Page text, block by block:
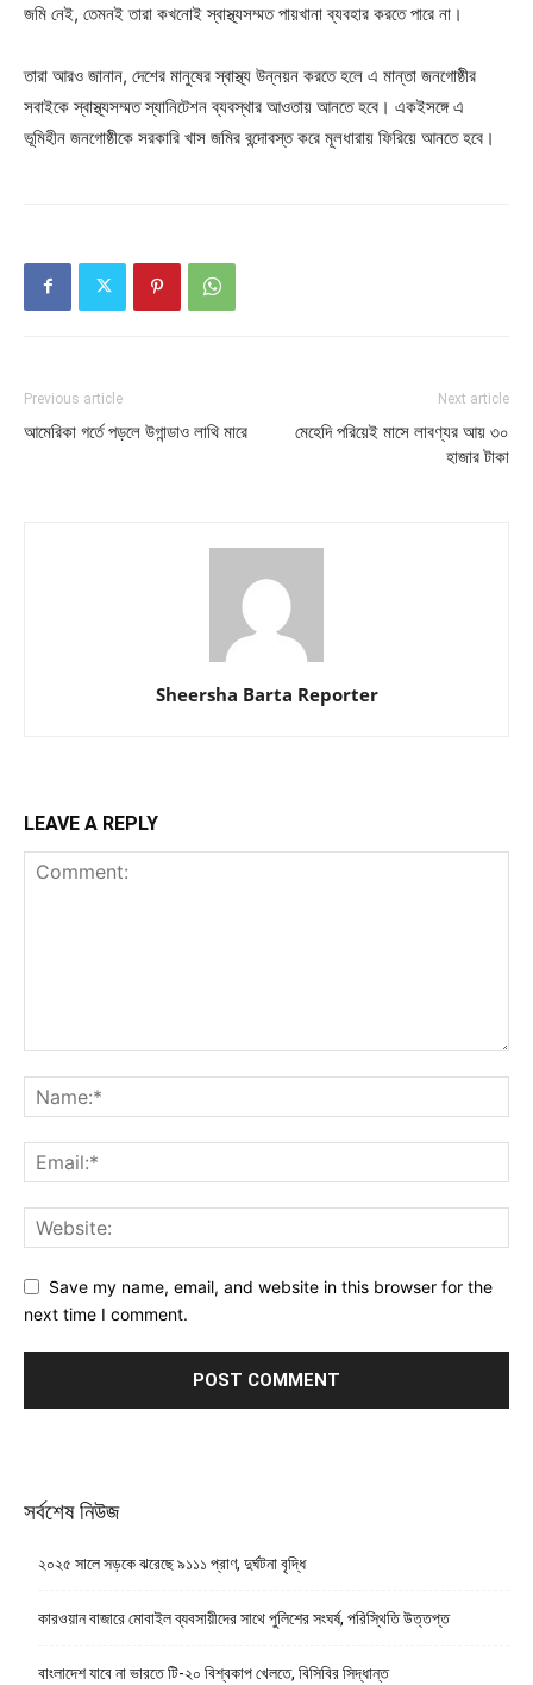
জমি নেই, তেমনই তারা কখনোই স্বাস্থ্যসম্মত পায়খানা ব্যবহার করতে পারে না।
তারা আরও জানান, দেশের মানুষের স্বাস্থ্য উন্নয়ন করতে হলে এ মান্তা জনগোষ্ঠীর
সবাইকে স্বাস্থ্যসম্মত স্যানিটেশন ব্যবস্থার আওতায় আনতে হবে। একইসঙ্গে এ
ভূমিহীন জনগোষ্ঠীকে সরকারি খাস জমির বন্দোবস্ত করে মূলধারায় ফিরিয়ে আনতে হবে।
Previous article
আমেরিকা গর্তে পড়লে উগান্ডাও লাথি মারে
Next article
মেহেদি পরিয়েই মাসে লাবণ্যর আয় ৩০
হাজার টাকা
Sheersha Barta Reporter
LEAVE A REPLY
Save my name, email, and website in this browser for the
next time I comment.
সর্বশেষ নিউজ
২০২৫ সালে সড়কে ঝরেছে ৯১১১ প্রাণ, দুর্ঘটনা বৃদ্ধি
কারওয়ান বাজারে মোবাইল ব্যবসায়ীদের সাথে পুলিশের সংঘর্ষ, পরিস্থিতি উত্তপ্ত
বাংলাদেশ যাবে না ভারতে টি-২০ বিশ্বকাপ খেলতে, বিসিবির সিদ্ধান্ত